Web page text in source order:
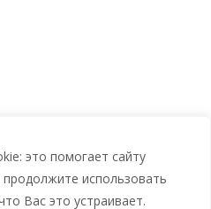
это помогает сайту
использовать
Вас это устраивает.